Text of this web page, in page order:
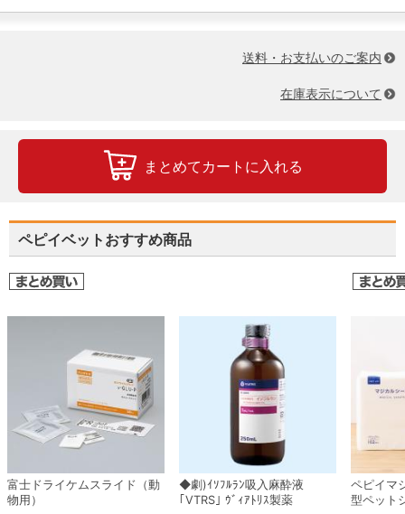
送料・お支払いのご案内
在庫表示について
まとめてカートに入れる
ペピイベットおすすめ商品
富士ドライケムスライド（動
物用）
◆劇)ｲｿﾌﾙﾗﾝ吸入麻酔液
｢VTRS｣ ｳﾞｨｱﾄﾘｽ製薬
ペピイマ
型ペット